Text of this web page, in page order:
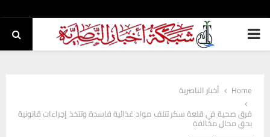
PRIMARY
Home
أخبار الناصرية
فرق صحية في قلعة سكر تتلف مواد غذائية فاسدة وتتخذ إجراءات قانونية
بحق محال مخالفة